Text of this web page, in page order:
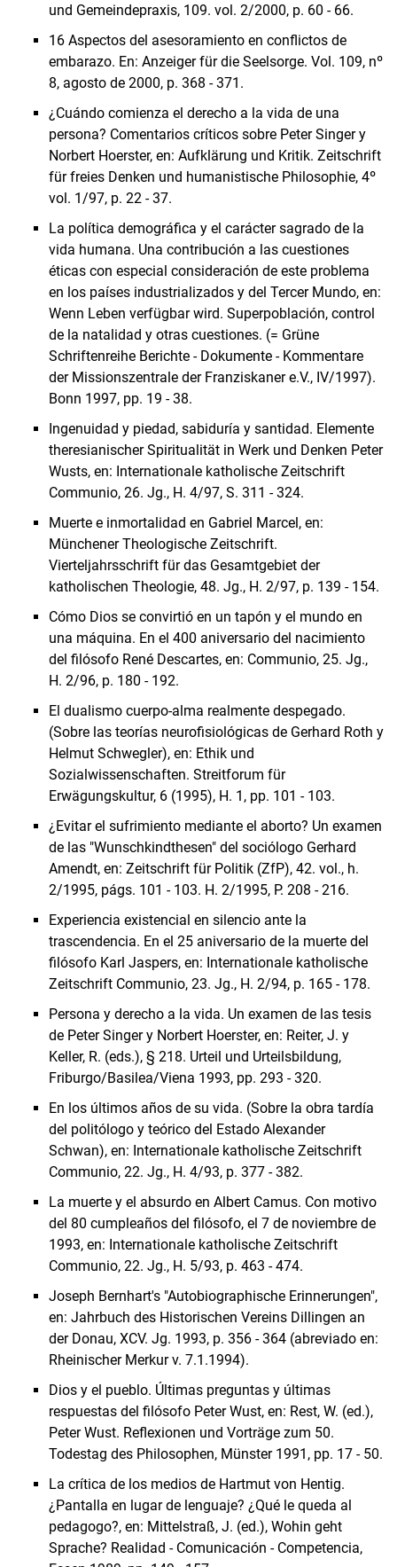
und Gemeindepraxis, 109. vol. 2/2000, p. 60 - 66.
16 Aspectos del asesoramiento en conflictos de
embarazo. En: Anzeiger für die Seelsorge. Vol. 109, nº
8, agosto de 2000, p. 368 - 371.
¿Cuándo comienza el derecho a la vida de una
persona? Comentarios críticos sobre Peter Singer y
Norbert Hoerster, en: Aufklärung und Kritik. Zeitschrift
für freies Denken und humanistische Philosophie, 4º
vol. 1/97, p. 22 - 37.
La política demográfica y el carácter sagrado de la
vida humana. Una contribución a las cuestiones
éticas con especial consideración de este problema
en los países industrializados y del Tercer Mundo, en:
Wenn Leben verfügbar wird. Superpoblación, control
de la natalidad y otras cuestiones. (= Grüne
Schriftenreihe Berichte - Dokumente - Kommentare
der Missionszentrale der Franziskaner e.V., IV/1997).
Bonn 1997, pp. 19 - 38.
Ingenuidad y piedad, sabiduría y santidad. Elemente
theresianischer Spiritualität in Werk und Denken Peter
Wusts, en: Internationale katholische Zeitschrift
Communio, 26. Jg., H. 4/97, S. 311 - 324.
Muerte e inmortalidad en Gabriel Marcel, en:
Münchener Theologische Zeitschrift.
Vierteljahrsschrift für das Gesamtgebiet der
katholischen Theologie, 48. Jg., H. 2/97, p. 139 - 154.
Cómo Dios se convirtió en un tapón y el mundo en
una máquina. En el 400 aniversario del nacimiento
del filósofo René Descartes, en: Communio, 25. Jg.,
H. 2/96, p. 180 - 192.
El dualismo cuerpo-alma realmente despegado.
(Sobre las teorías neurofisiológicas de Gerhard Roth y
Helmut Schwegler), en: Ethik und
Sozialwissenschaften. Streitforum für
Erwägungskultur, 6 (1995), H. 1, pp. 101 - 103.
¿Evitar el sufrimiento mediante el aborto? Un examen
de las "Wunschkindthesen" del sociólogo Gerhard
Amendt, en: Zeitschrift für Politik (ZfP), 42. vol., h.
2/1995, págs. 101 - 103. H. 2/1995, P. 208 - 216.
Experiencia existencial en silencio ante la
trascendencia. En el 25 aniversario de la muerte del
filósofo Karl Jaspers, en: Internationale katholische
Zeitschrift Communio, 23. Jg., H. 2/94, p. 165 - 178.
Persona y derecho a la vida. Un examen de las tesis
de Peter Singer y Norbert Hoerster, en: Reiter, J. y
Keller, R. (eds.), § 218. Urteil und Urteilsbildung,
Friburgo/Basilea/Viena 1993, pp. 293 - 320.
En los últimos años de su vida. (Sobre la obra tardía
del politólogo y teórico del Estado Alexander
Schwan), en: Internationale katholische Zeitschrift
Communio, 22. Jg., H. 4/93, p. 377 - 382.
La muerte y el absurdo en Albert Camus. Con motivo
del 80 cumpleaños del filósofo, el 7 de noviembre de
1993, en: Internationale katholische Zeitschrift
Communio, 22. Jg., H. 5/93, p. 463 - 474.
Joseph Bernhart's "Autobiographische Erinnerungen",
en: Jahrbuch des Historischen Vereins Dillingen an
der Donau, XCV. Jg. 1993, p. 356 - 364 (abreviado en:
Rheinischer Merkur v. 7.1.1994).
Dios y el pueblo. Últimas preguntas y últimas
respuestas del filósofo Peter Wust, en: Rest, W. (ed.),
Peter Wust. Reflexionen und Vorträge zum 50.
Todestag des Philosophen, Münster 1991, pp. 17 - 50.
La crítica de los medios de Hartmut von Hentig.
¿Pantalla en lugar de lenguaje? ¿Qué le queda al
pedagogo?, en: Mittelstraß, J. (ed.), Wohin geht
Sprache? Realidad - Comunicación - Competencia,